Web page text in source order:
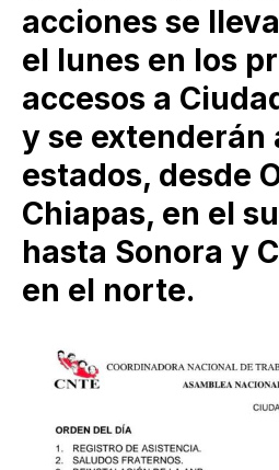
acciones se
el lunes en los
accesos a
y se extenderán
estados, desde
Chiapas, en el
hasta Sonora y
en el norte.